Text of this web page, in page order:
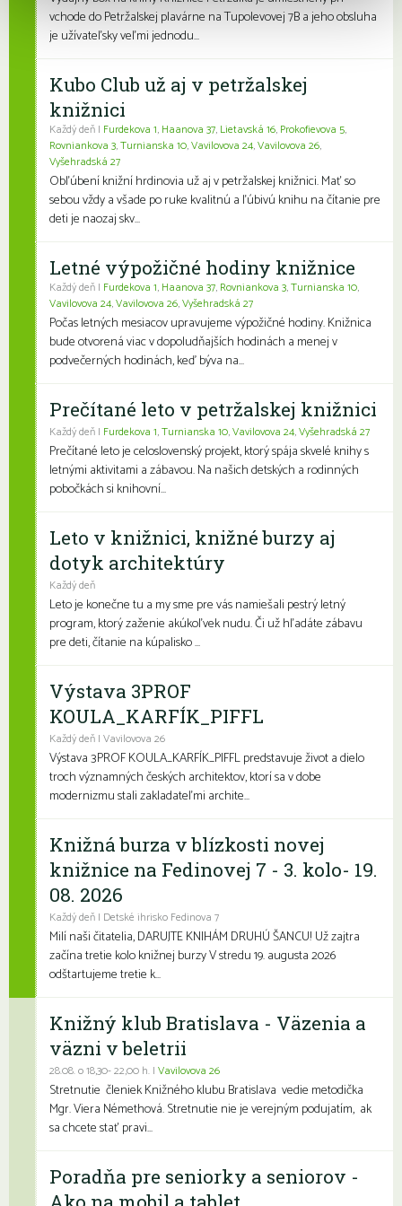
vchode do Petržalskej plavárne na Tupolevovej 7B a jeho obsluha
je užívateľsky veľmi jednodu...
Kubo Club už aj v petržalskej
knižnici
Každý deň | Furdekova 1, Haanova 37, Lietavská 16, Prokofievova 5,
Rovniankova 3,Turnianska 10,Vavilovova 24,Vavilovova 26,
Vyšehradská 27
Obľúbení knižní hrdinovia už aj v petržalskej knižnici. Mať so
sebou vždy a všade po ruke kvalitnú a ľúbivú knihu na čítanie pre
deti je naozaj skv...
Letné výpožičné hodiny knižnice
Každý deň | Furdekova 1, Haanova 37, Rovniankova 3,Turnianska 10,
Vavilovova 24,Vavilovova 26,Vyšehradská 27
Počas letných mesiacov upravujeme výpožičné hodiny. Knižnica
bude otvorená viac v dopoludňajších hodinách a menej v
podvečerných hodinách, keď býva na...
Prečítané leto v petržalskej knižnici
Každý deň | Furdekova 1,Turnianska 10,Vavilovova 24,Vyšehradská 27
Prečítané leto je celoslovenský projekt, ktorý spája skvelé knihy s
letnými aktivitami a zábavou. Na našich detských a rodinných
pobočkách si knihovní...
Leto v knižnici, knižné burzy aj
dotyk architektúry
Každý deň
Leto je konečne tu a my sme pre vás namiešali pestrý letný
program, ktorý zaženie akúkoľvek nudu. Či už hľadáte zábavu
pre deti, čítanie na kúpalisko ...
Výstava 3PROF
KOULA_KARFÍK_PIFFL
Každý deň | Vavilovova 26
Výstava 3PROF KOULA_KARFÍK_PIFFL predstavuje život a dielo
troch významných českých architektov, ktorí sa v dobe
modernizmu stali zakladateľmi archite...
Knižná burza v blízkosti novej
knižnice na Fedinovej 7 - 3. kolo- 19.
08. 2026
Každý deň | Detské ihrisko Fedinova 7
Milí naši čitatelia, DARUJTE KNIHÁM DRUHÚ ŠANCU! Už zajtra
začína tretie kolo knižnej burzy V stredu 19. augusta 2026
odštartujeme tretie k...
Knižný klub Bratislava - Väzenia a
väzni v beletrii
28.08. o 18,30- 22,00 h. | Vavilovova 26
Stretnutie členiek Knižného klubu Bratislava vedie metodička
Mgr. Viera Némethová. Stretnutie nie je verejným podujatím, ak
sa chcete stať pravi...
Poradňa pre seniorky a seniorov -